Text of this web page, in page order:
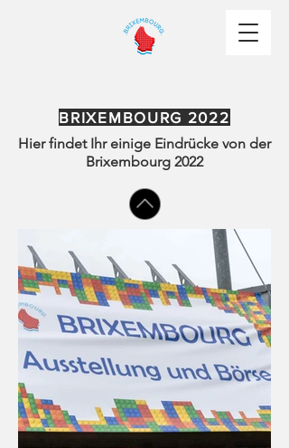
BRIXEMBOURG 2022
Hier findet Ihr einige Eindrücke von der
Brixembourg 2022